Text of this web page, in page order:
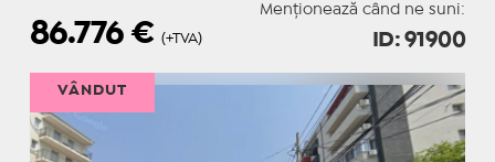
Menționează când ne suni:
86.776€ (+TVA) ID: 91900
VÂNDUT